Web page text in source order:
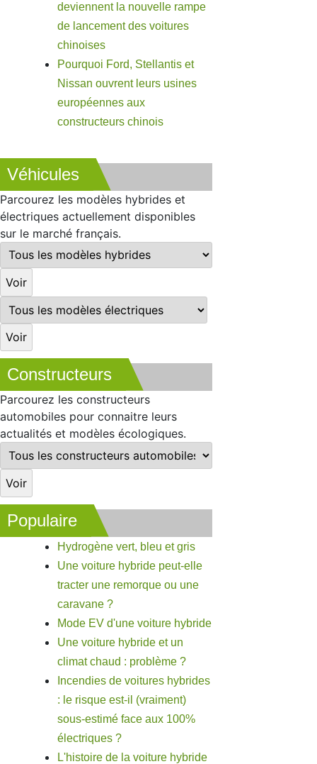
deviennent la nouvelle rampe
de lancement des voitures
chinoises
Pourquoi Ford, Stellantis et
Nissan ouvrent leurs usines
européennes aux
constructeurs chinois
Véhicules
Parcourez les modèles hybrides et
électriques actuellement disponibles
sur le marché français.
Constructeurs
Parcourez les constructeurs
automobiles pour connaitre leurs
actualités et modèles écologiques.
Populaire
Hydrogène vert, bleu et gris
Une voiture hybride peut-elle
tracter une remorque ou une
caravane ?
Mode EV d'une voiture hybride
Une voiture hybride et un
climat chaud : problème ?
Incendies de voitures hybrides
: le risque est-il (vraiment)
sous-estimé face aux 100%
électriques ?
L'histoire de la voiture hybride